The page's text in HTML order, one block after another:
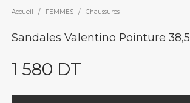
Accueil / FEMMES / Chaussures
Sandales Valentino Pointure 38,5
1 580 DT